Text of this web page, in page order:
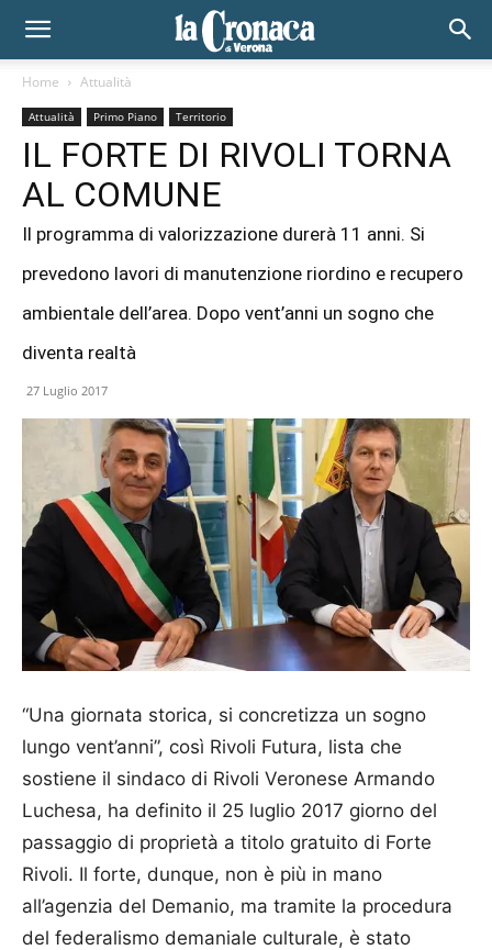
Home Attualità
Attualità Primo Piano Territorio
IL FORTE DI RIVOLI TORNA
AL COMUNE
Il programma di valorizzazione durerà 11 anni. Si
prevedono lavori di manutenzione riordino e recupero
ambientale dell’area. Dopo vent’anni un sogno che
diventa realtà
27 Luglio 2017
“Una giornata storica, si concretizza un sogno
lungo vent’anni”, così Rivoli Futura, lista che
sostiene il sindaco di Rivoli Veronese Armando
Luchesa, ha definito il 25 luglio 2017 giorno del
passaggio di proprietà a titolo gratuito di Forte
Rivoli. Il forte, dunque, non è più in mano
all’agenzia del Demanio, ma tramite la procedura
del federalismo demaniale culturale, è stato